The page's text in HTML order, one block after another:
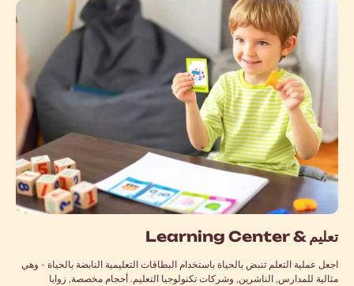
تعليم &Learning Center
اجعل عملية التعلم تنبض بالحياة باستخدام البطاقات التعليمية النابضة بالحياة - وهي
مثالية للمدارس, الناشرين, وشركات تكنولوجيا التعليم. أحجام مخصصة, زوايا